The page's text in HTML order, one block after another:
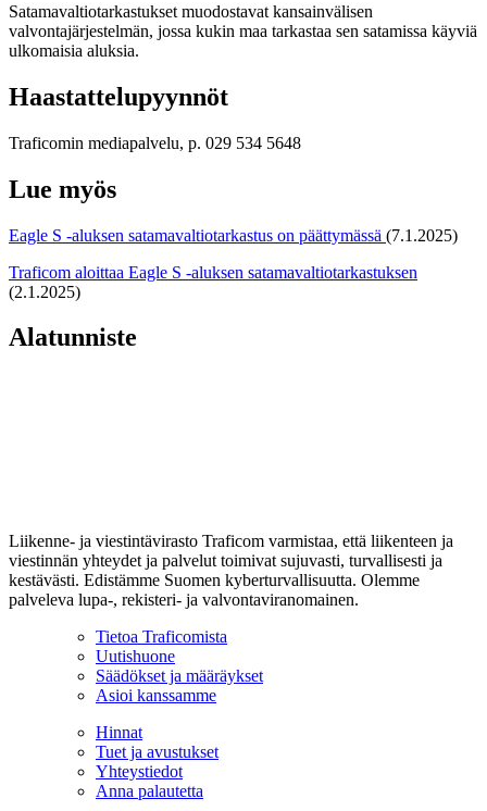
Satamavaltiotarkastukset muodostavat kansainvälisen
valvontajärjestelmän, jossa kukin maa tarkastaa sen satamissa käyviä
ulkomaisia aluksia.
Haastattelupyynnöt
Traficomin mediapalvelu, p. 029 534 5648
Lue myös
Eagle S -aluksen satamavaltiotarkastus on päättymässä (7.1.2025)
Traficom aloittaa Eagle S -aluksen satamavaltiotarkastuksen
(2.1.2025)
Alatunniste
Liikenne- ja viestintävirasto Traficom varmistaa, että liikenteen ja
viestinnän yhteydet ja palvelut toimivat sujuvasti, turvallisesti ja
kestävästi. Edistämme Suomen kyberturvallisuutta. Olemme
palveleva lupa-, rekisteri- ja valvontaviranomainen.
Tietoa Traficomista
Uutishuone
Säädökset ja määräykset
Asioi kanssamme
Hinnat
Tuet ja avustukset
Yhteystiedot
Anna palautetta